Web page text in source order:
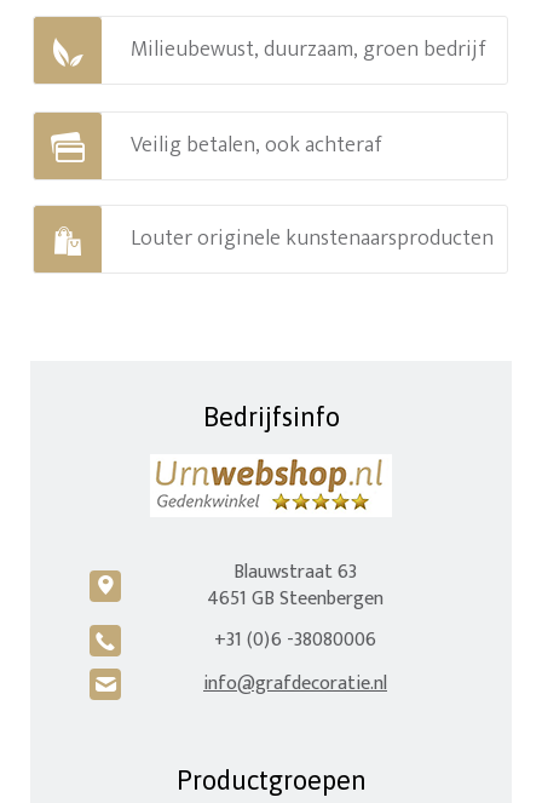
Milieubewust, duurzaam, groen bedrijf
Veilig betalen, ook achteraf
Louter originele kunstenaarsproducten
Bedrijfsinfo
c
Blauwstraat 63
4651 GB Steenbergen
A +31 (0)6 -38080006
H info@grafdecoratie.nl
Productgroepen